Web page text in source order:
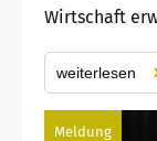
Wirtschaft
weiterlesen
Meldung